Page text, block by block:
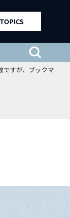
ですが、ブックマ
TOPICS